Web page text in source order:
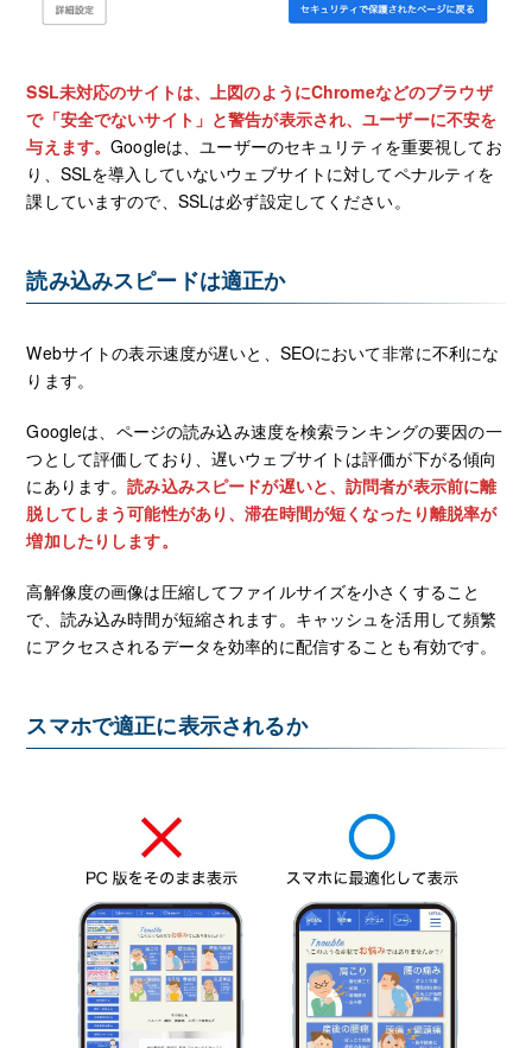
SSL未対応のサイトは、上図のようにChromeなどのブラウザ
で「安全でないサイト」と警告が表示され、ユーザーに不安を
与えます。Googleは、ユーザーのセキュリティを重要視してお
り、SSLを導入していないウェブサイトに対してペナルティを
課していますので、SSLは必ず設定してください。
読み込みスピードは適正か
Webサイトの表示速度が遅いと、SEOにおいて非常に不利にな
ります。
Googleは、ページの読み込み速度を検索ランキングの要因の一
つとして評価しており、遅いウェブサイトは評価が下がる傾向
にあります。読み込みスピードが遅いと、訪問者が表示前に離
脱してしまう可能性があり、滞在時間が短くなったり離脱率が
増加したりします。
高解像度の画像は圧縮してファイルサイズを小さくすること
で、読み込み時間が短縮されます。キャッシュを活用して頻繁
にアクセスされるデータを効率的に配信することも有効です。
スマホで適正に表示されるか